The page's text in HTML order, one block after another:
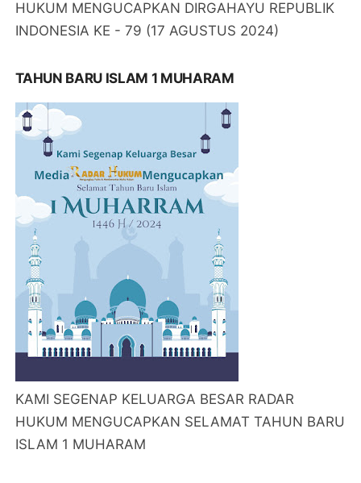
HUKUM MENGUCAPKAN DIRGAHAYU REPUBLIK
INDONESIA KE - 79 (17 AGUSTUS 2024)
TAHUN BARU ISLAM 1 MUHARAM
KAMI SEGENAP KELUARGA BESAR RADAR
HUKUM MENGUCAPKAN SELAMAT TAHUN BARU
ISLAM 1 MUHARAM